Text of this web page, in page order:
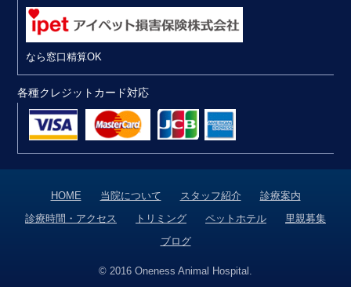
なら窓口精算OK
各種クレジットカード対応
HOME 当院について スタッフ紹介
診療案内
診療時間・アクセス
トリミング ペットホテル
里親募集
ブログ
© 2016 Oneness Animal Hospital.